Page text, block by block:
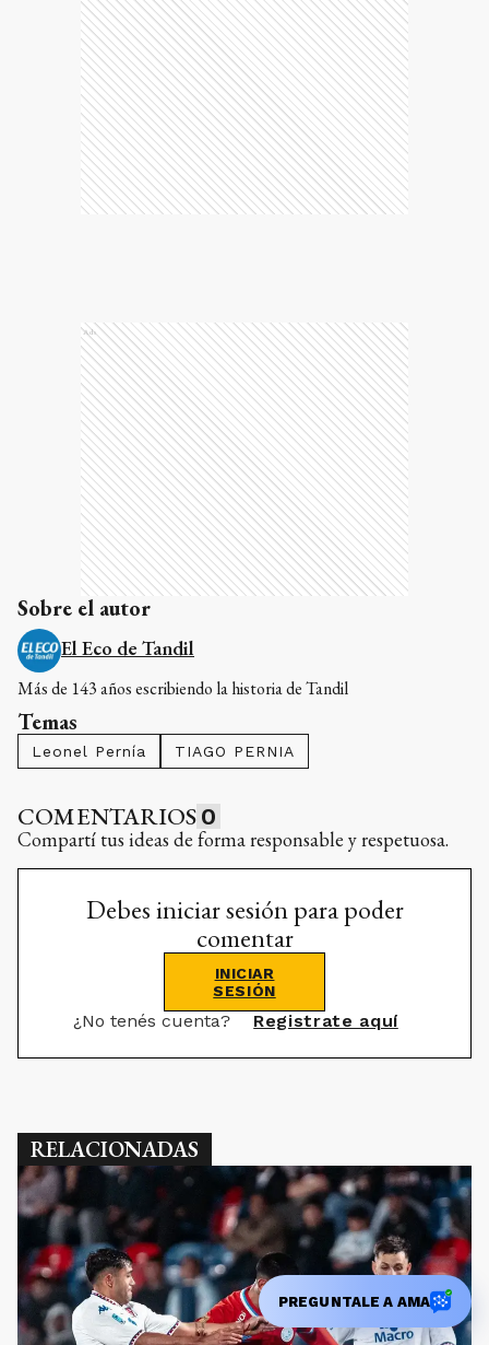
Ads
Sobre el autor
El Eco de Tandil
Más de 143 años escribiendo la historia de Tandil
Temas
Leonel Pernía TIAGO PERNIA
COMENTARIOS 0
Compartí tus ideas de forma responsable y respetuosa.
Debes iniciar sesión para poder
comentar
INICIAR
SESIÓN
¿No tenés cuenta? Registrate aquí
RELACIONADAS
PREGUNTALE A AMA